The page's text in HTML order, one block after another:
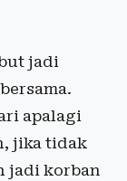
jadi
apalagi
jika tidak
jadi korban